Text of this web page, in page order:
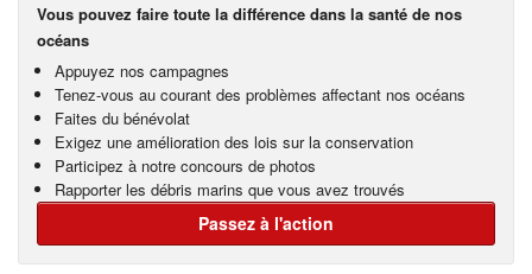
Vous pouvez faire toute la différence dans la santé de nos
océans
Appuyez nos campagnes
Tenez-vous au courant des problèmes affectant nos océans
Faites du bénévolat
Exigez une amélioration des lois sur la conservation
Participez à notre concours de photos
Rapporter les débris marins que vous avez trouvés
Passez à l'action